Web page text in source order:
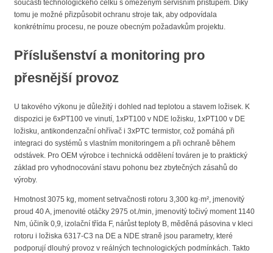
součástí technologického celku s omezeným servisním přístupem. Díky
tomu je možné přizpůsobit ochranu stroje tak, aby odpovídala
konkrétnímu procesu, ne pouze obecným požadavkům projektu.
Příslušenství a monitoring pro
přesnější provoz
U takového výkonu je důležitý i dohled nad teplotou a stavem ložisek. K
dispozici je 6xPT100 ve vinutí, 1xPT100 v NDE ložisku, 1xPT100 v DE
ložisku, antikondenzační ohřívač i 3xPTC termistor, což pomáhá při
integraci do systémů s vlastním monitoringem a při ochraně během
odstávek. Pro OEM výrobce i technická oddělení továren je to praktický
základ pro vyhodnocování stavu pohonu bez zbytečných zásahů do
výroby.
Hmotnost 3075 kg, moment setrvačnosti rotoru 3,300 kg·m², jmenovitý
proud 40 A, jmenovité otáčky 2975 ot./min, jmenovitý točivý moment 1140
Nm, účiník 0,9, izolační třída F, nárůst teploty B, měděná pásovina v kleci
rotoru i ložiska 6317-C3 na DE a NDE straně jsou parametry, které
podporují dlouhý provoz v reálných technologických podmínkách. Takto